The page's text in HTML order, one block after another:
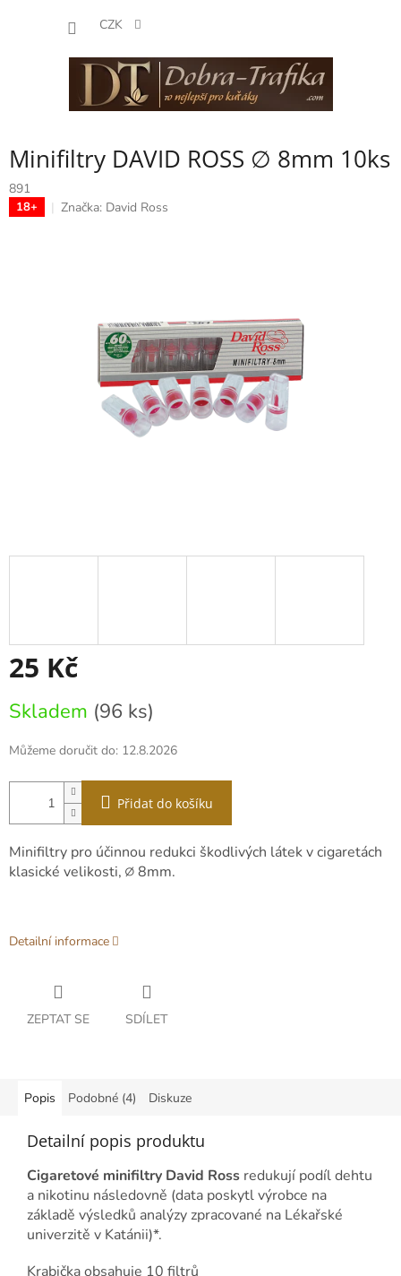
CZK
Minifiltry DAVID ROSS ∅ 8mm 10ks
891
18+ Značka: David Ross
25 Kč
cena:
Skladem (96 ks)
Můžeme doručit do: 12.8.2026
Přidat do košíku
Minifiltry pro účinnou redukci škodlivých látek v cigaretách
klasické velikosti, ∅ 8mm.
Detailní informace
ZEPTAT SE SDÍLET
Popis Podobné (4) Diskuze
Detailní popis produktu
Cigaretové minifiltry David Ross redukují podíl dehtu
a nikotinu následovně (data poskytl výrobce na
základě výsledků analýzy zpracované na Lékařské
univerzitě v Katánii)*.
Krabička obsahuje 10 filtrů